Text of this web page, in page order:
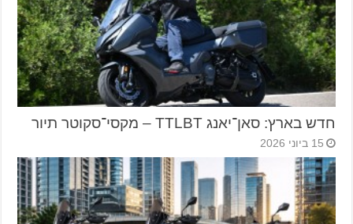
חדש בארץ: סאן־יאנג TTLBT – מקסי־סקוטר תיור
15 ביוני 2026